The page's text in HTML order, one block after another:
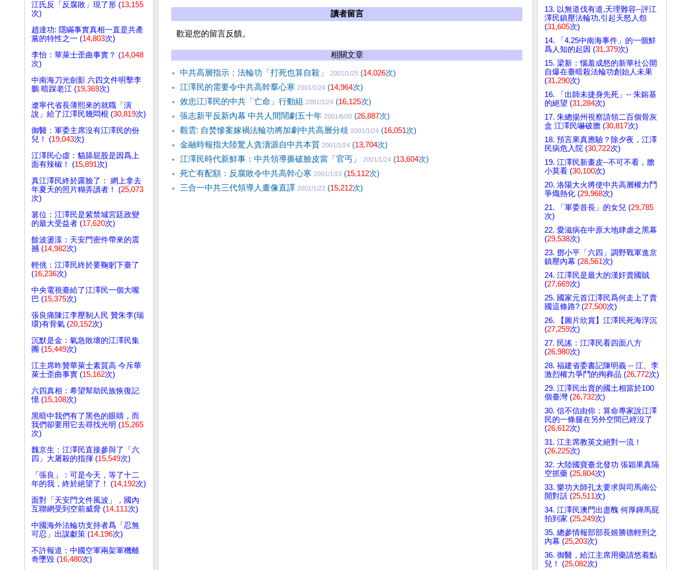
江氏反「反腐敗」現了形 (13,155
次)
趙達功: 隱瞞事實真相一直是共產
黨的特性之一 (14,803次)
李怡：華萊士歪曲事實？ (14,048
次)
中南海刀光劍影 六四文件明擊李
鵬 暗踩老江 (19,369次)
遼寧代省長薄熙來的就職「演
說」給了江澤民幾悶棍 (30,819次)
御醫：軍委主席沒有江澤民的份
兒！ (19,043次)
江澤民心虛：貓舔屁股是因爲上
面有辣椒！ (15,891次)
真江澤民終於露臉了： 網上拿去
年夏天的照片糊弄讀者！ (25,073
次)
篡位：江澤民是紫禁城宮廷政變
的最大受益者 (17,620次)
餘波盪漾：天安門密件帶來的震
撼 (14,982次)
輕佻：江澤民終於要鞠躬下臺了
(16,236次)
中央電視臺給了江澤民一個大嘴
巴 (15,375次)
張良痛陳江李壓制人民 贊朱李(瑞
環)有骨氣 (20,152次)
沉默是金：氣急敗壞的江澤民集
團 (15,449次)
江主席昨贊華萊士素質高 今斥華
萊士歪曲事實 (15,162次)
六四真相：希望幫助民族恢復記
憶 (15,108次)
黑暗中我們有了黑色的眼睛，而
我們卻要用它去尋找光明 (15,265
次)
魏京生：江澤民直接參與了「六
四」大屠殺的指揮 (15,549次)
「張良」：可是今天，等了十二
年的我，終於絕望了！ (14,192次)
面對「天安門文件風波」，國內
互聯網受到空前威脅 (14,111次)
中國海外法輪功支持者爲「忍無
可忍」出謀獻策 (14,196次)
不許報道：中國空軍兩架軍機離
奇墜毀 (16,480次)
讀者留言
歡迎您的留言反饋。
相關文章
中共高層指示：法輪功「打死也算自殺」 2001/1/25 (14,026次)
江澤民的需要令中共高幹羣心寒 2001/1/24 (14,964次)
效忠江澤民的中共「亡命」行動組 2001/1/24 (16,125次)
張志新平反新內幕 中共人間鬧劇五十年 2001/6/30 (26,887次)
觀雲: 自焚慘案嫁禍法輪功將加劇中共高層分歧 2001/1/24 (16,051次)
金融時報指大陸驚人貪瀆源自中共本質 2001/1/24 (13,704次)
江澤民時代新鮮事：中共領導撕破臉皮當「官丐」
2001/1/24 (13,604次)
死亡有配額：反腐敗令中共高幹心寒 2001/1/23 (15,112次)
三合一中共三代領導人畫像直譯 2001/1/22 (15,212次)
13. 以無道伐有道,天理難容--評江
澤民鎮壓法輪功,引起天怒人怨
(31,605次)
14. 「4.25中南海事件」的一個鮮
爲人知的起因 (31,379次)
15. 梁新：惱羞成怒的新華社公開
自爆在臺暗殺法輪功創始人未果
(31,290次)
16. 「出師未捷身先死」-- 朱鎔基
的絕望 (31,284次)
17. 朱總揚州視察請領二百個骨灰
盒 江澤民嚇破膽 (30,817次)
18. 預言果真應驗？除夕夜，江澤
民病危入院 (30,722次)
19. 江澤民新畫皮--不可不看，膽
小莫看 (30,100次)
20. 洛陽大火將使中共高層權力鬥
爭熾熱化 (29,968次)
21. 「軍委首長」的女兒 (29,785
次)
22. 愛滋病在中原大地肆虐之黑幕
(29,538次)
23. 鄧小平「六四」調野戰軍進京
鎮壓內幕 (28,561次)
24. 江澤民是最大的漢奸賣國賊
(27,669次)
25. 國家元首江澤民爲何走上了賣
國這條路? (27,500次)
26. 【圖片欣賞】江澤民死海浮沉
(27,259次)
27. 民謠：江澤民看四面八方
(26,980次)
28. 福建省委書記陳明義 -- 江、李
激烈權力爭鬥的殉葬品 (26,772次)
29. 江澤民出賣的國土相當於100
個臺灣 (26,732次)
30. 信不信由你：算命專家說江澤
民的一條腿在另外空間已經沒了
(26,612次)
31. 江主席教英文絕對一流！
(26,225次)
32. 大陸國寶臺北發功 張穎果真隔
空抓藥 (25,804次)
33. 樂功大師孔太要求與司馬南公
開對話 (25,511次)
34. 江澤民澳門出盡醜 何厚鏵馬屁
拍到家 (25,249次)
35. 總參情報部部長姬勝德輕刑之
內幕 (25,203次)
36. 御醫，給江主席用藥請悠着點
兒！ (25,082次)